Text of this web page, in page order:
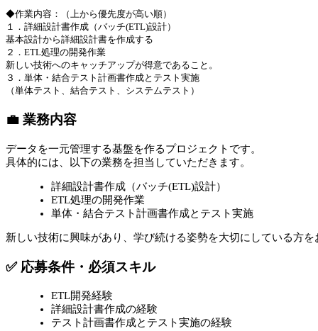
◆作業内容：（上から優先度が高い順）
１．詳細設計書作成（バッチ(ETL)設計）
基本設計から詳細設計書を作成する
２．ETL処理の開発作業
新しい技術へのキャッチアップが得意であること。
３．単体・結合テスト計画書作成とテスト実施
（単体テスト、結合テスト、システムテスト）
💼 業務内容
データを一元管理する基盤を作るプロジェクトです。
具体的には、以下の業務を担当していただきます。
詳細設計書作成（バッチ(ETL)設計）
ETL処理の開発作業
単体・結合テスト計画書作成とテスト実施
新しい技術に興味があり、学び続ける姿勢を大切にしている方を
✅ 応募条件・必須スキル
ETL開発経験
詳細設計書作成の経験
テスト計画書作成とテスト実施の経験